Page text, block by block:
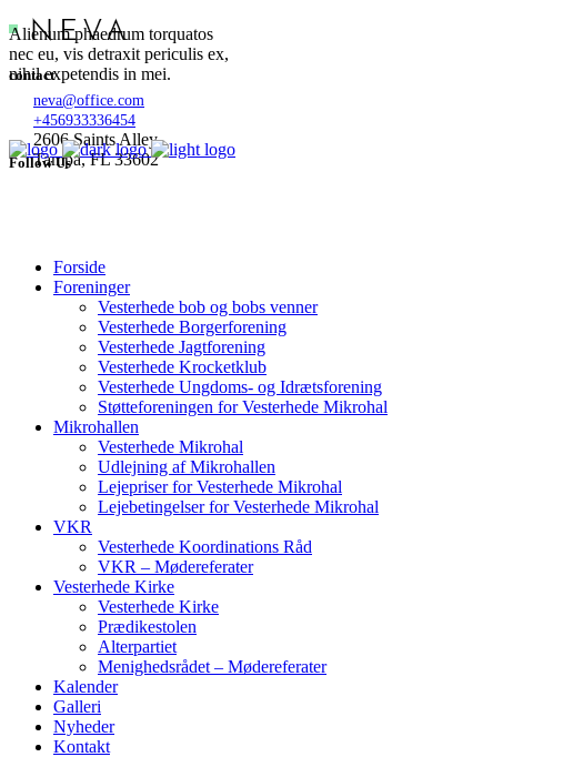
Alienum phaedrum torquatos
nec eu, vis detraxit periculis ex,
nihil expetendis in mei.
contact
neva@office.com
+456933336454
2606 Saints Alley
Tampa, FL 33602
Follow Us
Forside
Foreninger
Vesterhede bob og bobs venner
Vesterhede Borgerforening
Vesterhede Jagtforening
Vesterhede Krocketklub
Vesterhede Ungdoms- og Idrætsforening
Støtteforeningen for Vesterhede Mikrohal
Mikrohallen
Vesterhede Mikrohal
Udlejning af Mikrohallen
Lejepriser for Vesterhede Mikrohal
Lejebetingelser for Vesterhede Mikrohal
VKR
Vesterhede Koordinations Råd
VKR – Mødereferater
Vesterhede Kirke
Vesterhede Kirke
Prædikestolen
Alterpartiet
Menighedsrådet – Mødereferater
Kalender
Galleri
Nyheder
Kontakt